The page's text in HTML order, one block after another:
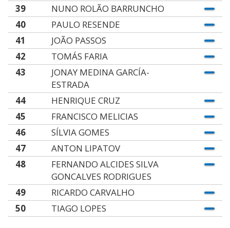
39
NUNO ROLÃO BARRUNCHO
40
PAULO RESENDE
41
JOÃO PASSOS
42
TOMÁS FARIA
43
JONAY MEDINA GARCÍA-
ESTRADA
44
HENRIQUE CRUZ
45
FRANCISCO MELICIAS
46
SÍLVIA GOMES
47
ANTON LIPATOV
48
FERNANDO ALCIDES SILVA
GONCALVES RODRIGUES
49
RICARDO CARVALHO
50
TIAGO LOPES